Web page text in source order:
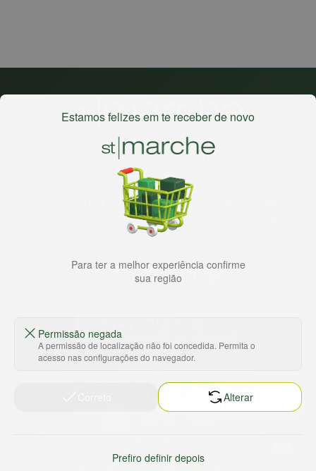
Há mais de 22 anos, o St. Marche busca oferecer a melhor
experiência de compras, a preços competitivos, pra você
comprar tudo o que precisa para seu dia a dia em um só
lugar. Além da loja online temos 31 lojas físicas na capital,
Grande São Paulo, litoral e interior de São Paulo. Vem ser
Baixe nosso app
Estamos felizes em te receber de novo
Para ter a melhor experiência confirme
sua região
Permissão negada
A permissão de localização não foi concedida. Permita o
acesso nas configurações do navegador.
Alterar
Prefiro definir depois